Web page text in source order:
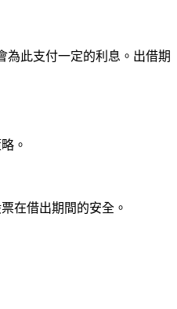
為此支付一定的利息。出借期
。
在借出期間的安全。